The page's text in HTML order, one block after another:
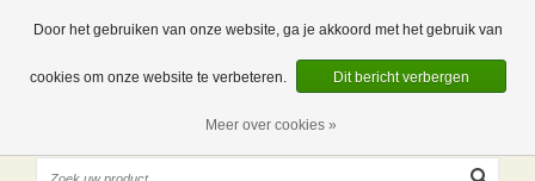
0 Artikelen
NL
EUR
Door het gebruiken van onze website, ga je akkoord met het gebruik van
cookies om onze website te verbeteren. Dit bericht verbergen
Meer over cookies »